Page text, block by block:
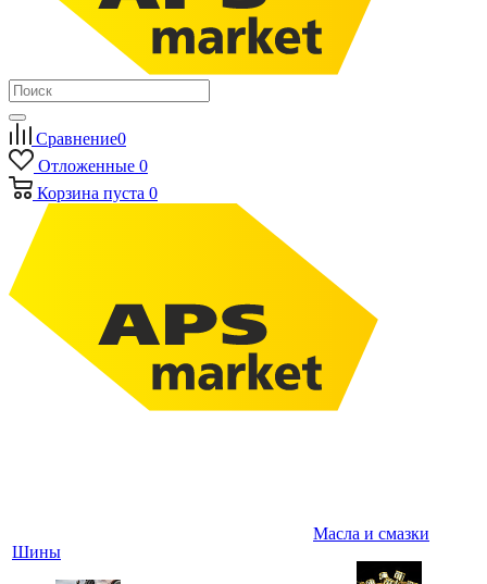
Сравнение0
Отложенные 0
Корзина пуста 0
Шины
Масла и смазки